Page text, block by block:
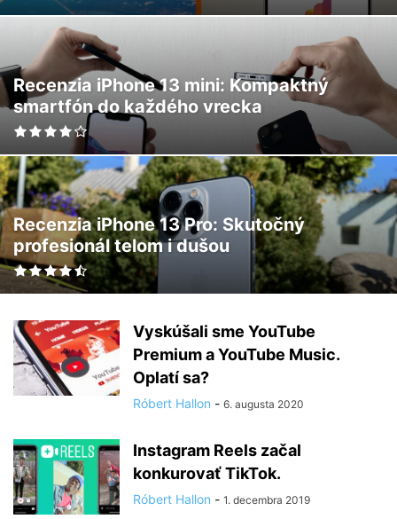
Recenzia iPhone 13 mini: Kompaktný
smartfón do každého vrecka
Recenzia iPhone 13 Pro: Skutočný
profesionál telom i dušou
Vyskúšali sme YouTube
Premium a YouTube Music.
Oplatí sa?
Róbert Hallon - 6. augusta 2020
Instagram Reels začal
konkurovať TikTok.
Róbert Hallon - 1. decembra 2019